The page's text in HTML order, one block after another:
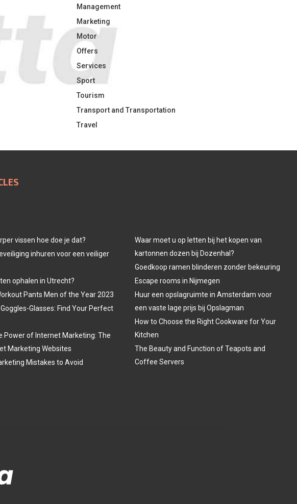
Management
Marketing
Motor
Offers
Services
Sport
Tourism
Transport and Transportation
Travel
vissen hoe doe je dat?
inhuren voor een veiliger
ophalen in Utrecht?
Pants Men of the Year 2023
Goggles-Glasses: Find Your Perfect
Power of Internet Marketing: The
Marketing Websites
Mistakes to Avoid
Waar moet u op letten bij het kopen van
kartonnen dozen bij Dozenhal?
Goedkoop ramen blinderen zonder bekeuring
Escape rooms in Nijmegen
Huur een opslagruimte in Amsterdam voor
een vaste lage prijs bij Opslagman
How to Choose the Right Cookware for Your
Kitchen
The Beauty and Function of Teapots and
Coffee Servers